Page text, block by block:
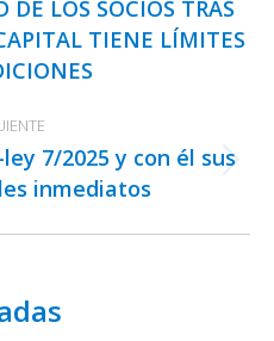
Publicación
anterior:
DE LOS SOCIOS TRAS
TIENE LÍMITES
Publicación
siguiente:
7/2025 y con él sus
inmediatos